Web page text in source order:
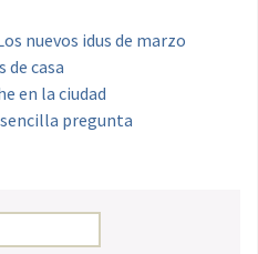
nuevos idus de marzo
de casa
en la ciudad
sencilla pregunta